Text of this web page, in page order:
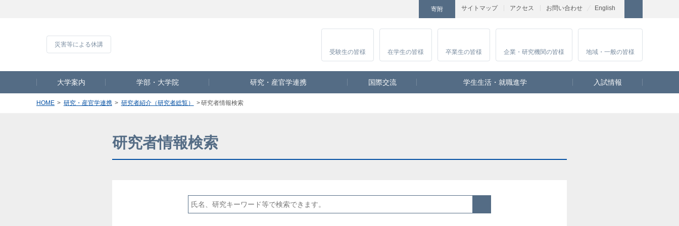
サイトマップ アクセス お問い合わせ
寄附 English
Instagram
受験生の皆様 在学生の皆様 卒業生の皆様 企業・研究機関の皆様 地域・一般の皆様
大学案内 学部・大学院 研究・産官学連携 国際交流 学生生活・就職進学 入試情報
HOME 研究・産官学連携 研究者紹介（研究者総覧） 研究者情報検索
研究者情報検索